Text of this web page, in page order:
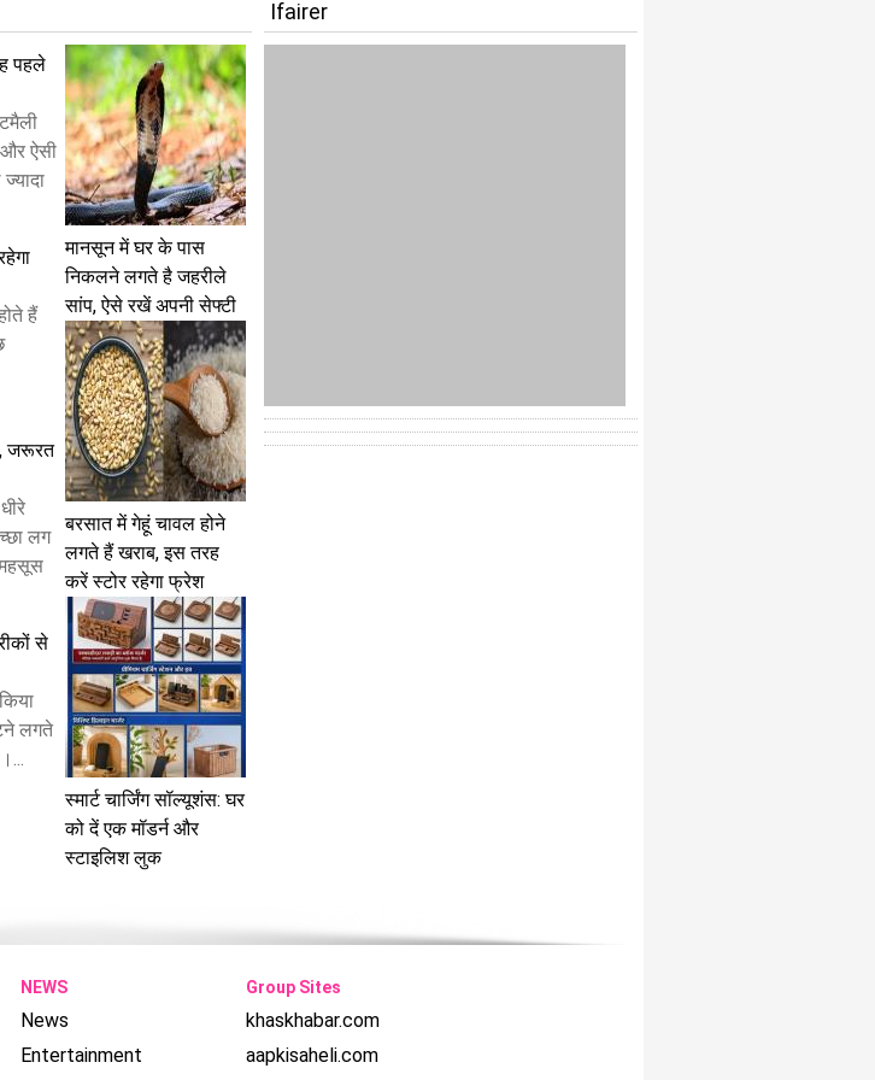
पहले
ऐसी
हैं
जरूरत
लग
से
लगते
मानसून में घर के पास
निकलने लगते है जहरीले
सांप, ऐसे रखें अपनी सेफ्टी
बरसात में गेहूं चावल होने
लगते हैं खराब, इस तरह
करें स्टोर रहेगा फ्रेश
स्मार्ट चार्जिंग सॉल्यूशंस: घर
को दें एक मॉडर्न और
स्टाइलिश लुक
Ifairer
NEWS
News
Entertainment
Group Sites
khaskhabar.com
aapkisaheli.com